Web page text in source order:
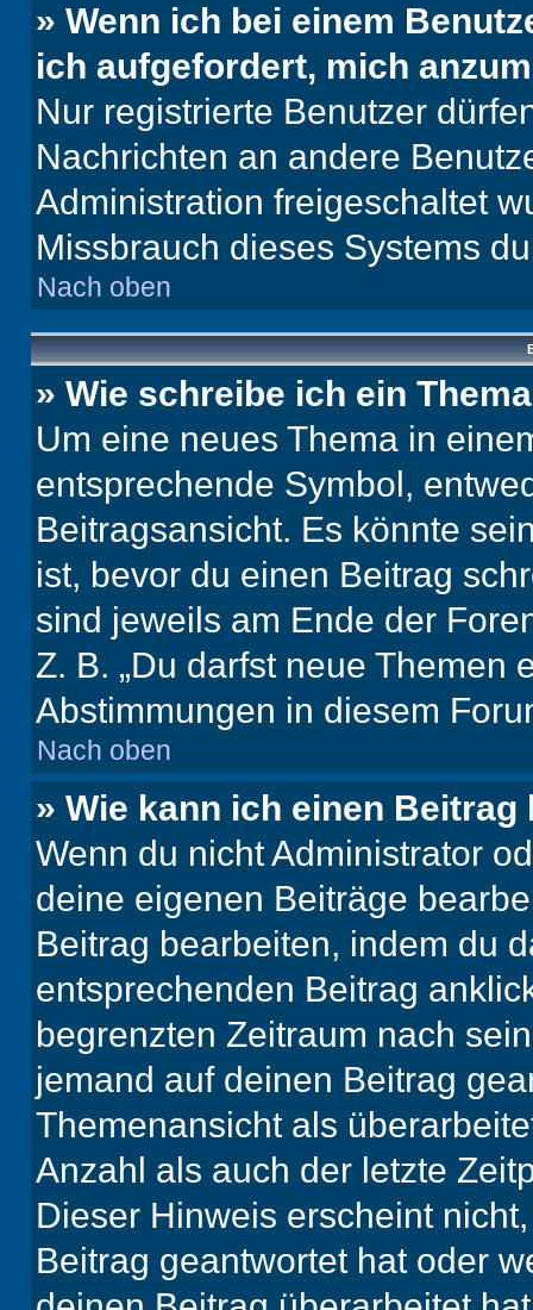
» Wenn ich bei einem
ich aufgefordert, mich
Nur registrierte Benutzer
Nachrichten an andere
Administration freigeschaltet
Missbrauch dieses Systems
Nach oben
» Wie schreibe ich ein
Um eine neues Thema in
entsprechende Symbol,
Beitragsansicht. Es könnte
ist, bevor du einen Beitrag
sind jeweils am Ende der
Z. B. „Du darfst neue Themen
Abstimmungen in diesem
Nach oben
» Wie kann ich einen
Wenn du nicht Administrator
deine eigenen Beiträge
Beitrag bearbeiten, indem du
entsprechenden Beitrag
begrenzten Zeitraum nach
jemand auf deinen Beitrag
Themenansicht als
Anzahl als auch der letzte
Dieser Hinweis erscheint
Beitrag geantwortet hat oder